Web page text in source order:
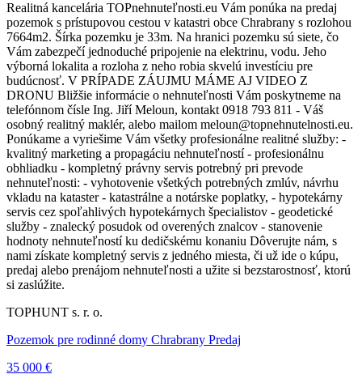
Realitná kancelária TOPnehnuteľnosti.eu Vám ponúka na predaj
pozemok s prístupovou cestou v katastri obce Chrabrany s rozlohou
7664m2. Šírka pozemku je 33m. Na hranici pozemku sú siete, čo
Vám zabezpečí jednoduché pripojenie na elektrinu, vodu. Jeho
výborná lokalita a rozloha z neho robia skvelú investíciu pre
budúcnosť. V PRÍPADE ZÁUJMU MÁME AJ VIDEO Z
DRONU Bližšie informácie o nehnuteľnosti Vám poskytneme na
telefónnom čísle Ing. Jiří Meloun, kontakt 0918 793 811 - Váš
osobný realitný maklér, alebo mailom meloun@topnehnutelnosti.eu.
Ponúkame a vyriešime Vám všetky profesionálne realitné služby: -
kvalitný marketing a propagáciu nehnuteľností - profesionálnu
obhliadku - kompletný právny servis potrebný pri prevode
nehnuteľnosti: - vyhotovenie všetkých potrebných zmlúv, návrhu
vkladu na kataster - katastrálne a notárske poplatky, - hypotekárny
servis cez spoľahlivých hypotekárnych špecialistov - geodetické
služby - znalecký posudok od overených znalcov - stanovenie
hodnoty nehnuteľností ku dedičskému konaniu Dôverujte nám, s
nami získate kompletný servis z jedného miesta, či už ide o kúpu,
predaj alebo prenájom nehnuteľnosti a užite si bezstarostnosť, ktorú
si zaslúžite.
TOPHUNT s. r. o.
Pozemok pre rodinné domy Chrabrany Predaj
35 000 €